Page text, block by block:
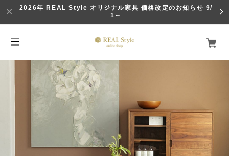
2026年 REAL Style オリジナル家具 価格改定のお知らせ 9/
1～